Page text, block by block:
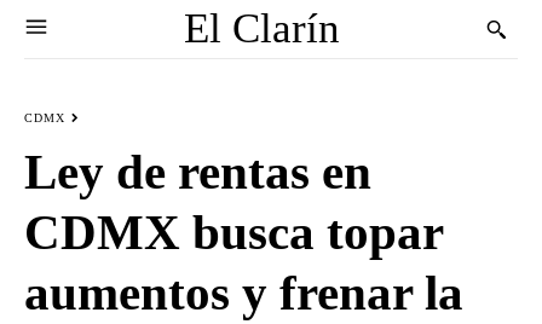
El Clarín
CDMX
Ley de rentas en
CDMX busca topar
aumentos y frenar la